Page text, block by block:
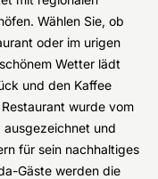
Wählen Sie, ob
oder im urigen
Wetter lädt
und den Kaffee
wurde vom
und
für sein nachhaltiges
Gäste werden die